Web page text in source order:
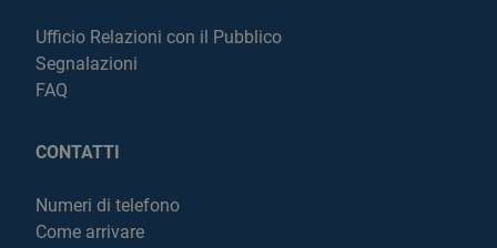
Ufficio Relazioni con il Pubblico
Segnalazioni
FAQ
CONTATTI
Numeri di telefono
Come arrivare